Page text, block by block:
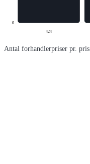
0
424
Antal forhandlerpriser pr. pris